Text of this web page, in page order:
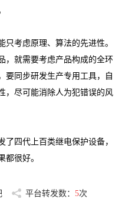
考虑原理、算法的先进性。
，就需要考虑产品构成的全环
要同步研发生产专用工具，自
，尽可能消除人为犯错误的风
四代上百类继电保护设备，
都很好。
平台转发数： 5次